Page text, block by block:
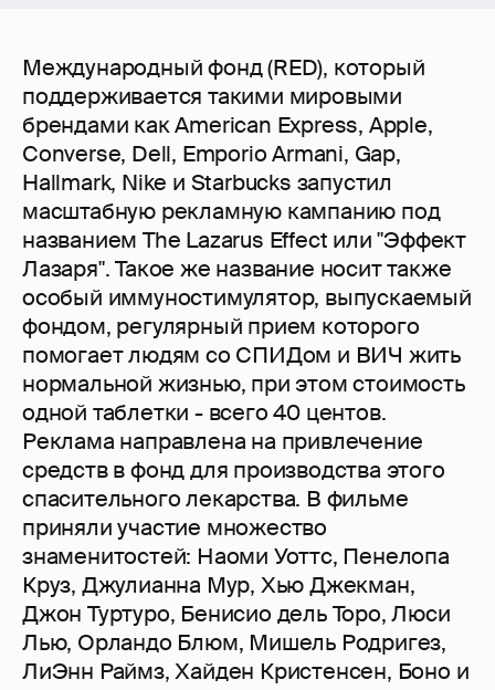
Международный фонд (RED), который
поддерживается такими мировыми
брендами как American Express, Apple,
Converse, Dell, Emporio Armani, Gap,
Hallmark, Nike и Starbucks запустил
масштабную рекламную кампанию под
названием The Lazarus Effect или "Эффект
Лазаря". Такое же название носит также
особый иммуностимулятор, выпускаемый
фондом, регулярный прием которого
помогает людям со СПИДом и ВИЧ жить
нормальной жизнью, при этом стоимость
одной таблетки - всего 40 центов.
Реклама направлена на привлечение
средств в фонд для производства этого
спасительного лекарства. В фильме
приняли участие множество
знаменитостей: Наоми Уоттс, Пенелопа
Круз, Джулианна Мур, Хью Джекман,
Джон Туртуро, Бенисио дель Торо, Люси
Лью, Орландо Блюм, Мишель Родригез,
ЛиЭнн Раймз, Хайден Кристенсен, Боно и